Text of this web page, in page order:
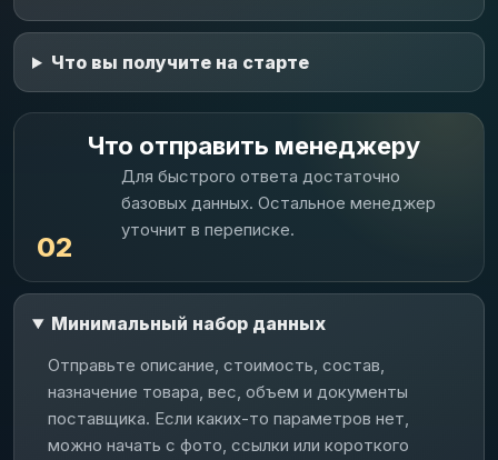
Что вы получите на старте
02
Что отправить менеджеру
Для быстрого ответа достаточно
базовых данных. Остальное менеджер
уточнит в переписке.
Минимальный набор данных
Отправьте описание, стоимость, состав,
назначение товара, вес, объем и документы
поставщика. Если каких-то параметров нет,
можно начать с фото, ссылки или короткого